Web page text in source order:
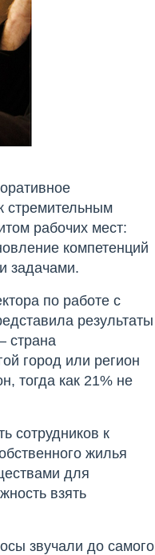
стремительным
рабочих мест:
компетенций
задачами.
по работе с
результаты
страна
город или регион
тогда как 21% не
сотрудников к
жилья
для
взять
звучали до самого